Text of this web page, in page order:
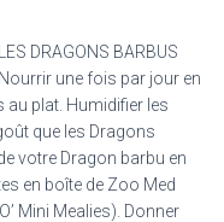
DRAGONS BARBUS
Nourrir une fois par jour en
au plat. Humidifier les
que les Dragons
votre Dragon barbu en
en boîte de Zoo Med
Mini Mealies). Donner